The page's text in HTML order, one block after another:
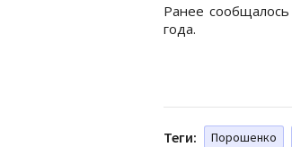
Ранее
года.
Теги: Порошенко